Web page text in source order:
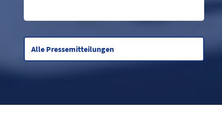
Alle Pressemitteilungen